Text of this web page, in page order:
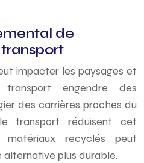
de
impacter les paysages et
engendre des
des carrières proches du
transport réduisent cet
matériaux recyclés peut
plus durable.